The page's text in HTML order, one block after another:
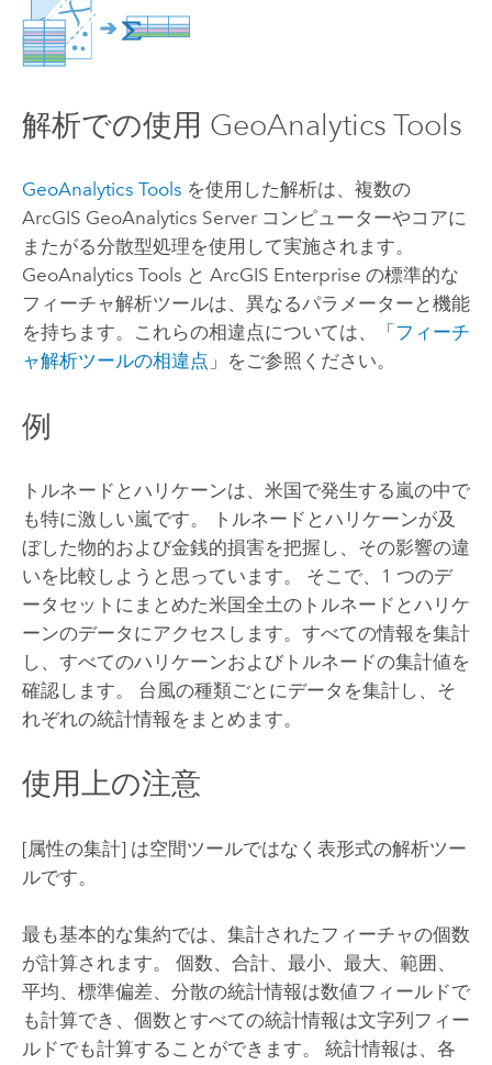
解析での使用 GeoAnalytics Tools
GeoAnalytics Tools を使用した解析は、複数の
ArcGIS GeoAnalytics Serverコンピューターやコアに
またがる分散型処理を使用して実施されます。
GeoAnalytics Tools と ArcGIS Enterprise の標準的な
フィーチャ解析ツールは、異なるパラメーターと機能
を持ちます。これらの相違点については、「 フィーチ
ャ解析ツールの相違点 」をご参照ください。
例
トルネードとハリケーンは、米国で発生する嵐の中で
も特に激しい嵐です。 トルネードとハリケーンが及
ぼした物的および金銭的損害を把握し、その影響の違
いを比較しようと思っています。 そこで、1 つのデ
ータセットにまとめた米国全土のトルネードとハリケ
ーンのデータにアクセスします。すべての情報を集計
し、すべてのハリケーンおよびトルネードの集計値を
確認します。 台風の種類ごとにデータを集計し、そ
れぞれの統計情報をまとめます。
使用上の注意
[属性の集計] は空間ツールではなく表形式の解析ツー
ルです。
最も基本的な集約では、集計されたフィーチャの個数
が計算されます。 個数、合計、最小、最大、範囲、
平均、標準偏差、分散の統計情報は数値フィールドで
も計算でき、個数とすべての統計情報は文字列フィー
ルドでも計算することができます。 統計情報は、各